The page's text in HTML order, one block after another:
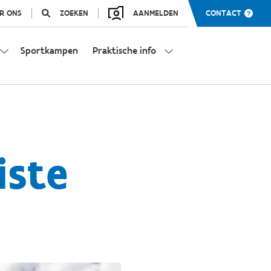
ONS ZOEKEN AANMELDEN CONTACT
Sportkampen Praktische info